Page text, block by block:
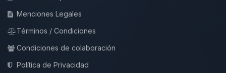
Menciones Legales
Términos / Condiciones
Condiciones de colaboración
Política de Privacidad